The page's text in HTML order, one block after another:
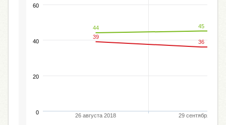
39
36
44 45
26 августа 2018 29 сентября 2019
0
20
40
60